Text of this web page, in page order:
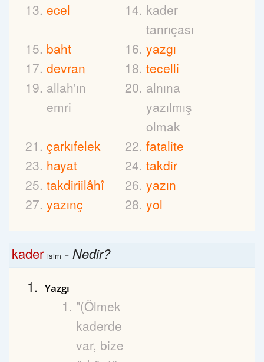
ecel
kader
tanrıçası
baht
yazgı
devran
tecelli
allah'ın
emri
alnına
yazılmış
olmak
çarkıfelek
fatalite
hayat
takdir
takdiriilâhî
yazın
yazınç
yol
kader isim -Nedir?
Yazgı
"(Ölmek
kaderde
var, bize